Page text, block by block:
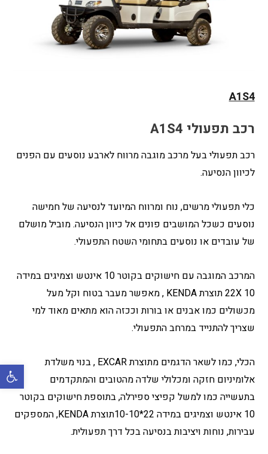
A1S4
רכב תפעולי A1S4
רכב תפעולי בעל מרכב מוגבה מרווח לארבע נוסעים עם הפנים
לכיוון הנסיעה.
כלי תפעולי מרשים, נוח ומרווח המיועד לנסיעה של חמישה
נוסעים כשכל המושבים פונים אל כיוון הנסיעה. מוביל מושלם
של עובדים או נוסעים בתחומי השטח התפעולי.
המרכב המוגבה עם חישוקים בקוטר 10 אינטש וצמיגים במידה
22X 10 תוצרת KENDA , מאפשר מעבר בטוח וקל מעל
מכשולים כמו אבנים או בורות וככזה הוא מתאים מאוד למי
שצריך להתנייד במרחב התפעולי.
הכלי, כמו לשאר הדגמים מתוצרת EXCAR , בנוי משלדת
אלומיניום חזקה ומכלולי שלדה מהטובים והמתקדמים
בתעשייה כמו למשל קפיצי ספירלה, בתוספת חישוקים בקוטר
10 אינטש וצמיגים במידה 22*10-10תוצרת KENDA, המספקים
עבירות, נוחות ויציבות בנסיעה בכל דרך תפעולית.
פתח